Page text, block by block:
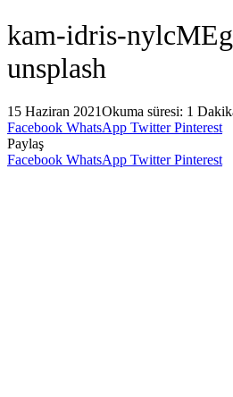
kam-idris-
unsplash
15 Haziran 2021Okuma süresi: 1
Facebook WhatsApp Twitter Pinterest
Paylaş
Facebook WhatsApp Twitter Pinterest